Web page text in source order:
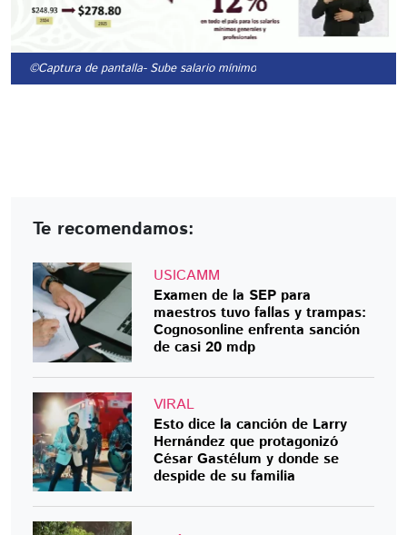
©Captura de pantalla- Sube salario mínimo
Te recomendamos:
USICAMM
Examen de la SEP para
maestros tuvo fallas y trampas:
Cognosonline enfrenta sanción
de casi 20 mdp
VIRAL
Esto dice la canción de Larry
Hernández que protagonizó
César Gastélum y donde se
despide de su familia